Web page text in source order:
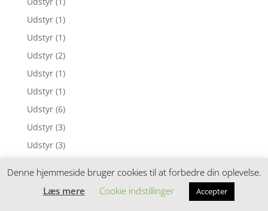
Udstyr (1)
Udstyr (1)
Udstyr (2)
Udstyr (1)
Udstyr (1)
Udstyr (6)
Udstyr (3)
Udstyr (3)
Udstyr
Udstyr (3)
Denne hjemmeside bruger cookies til at forbedre din oplevelse.
Læs mere
Cookie indstillinger Accepter